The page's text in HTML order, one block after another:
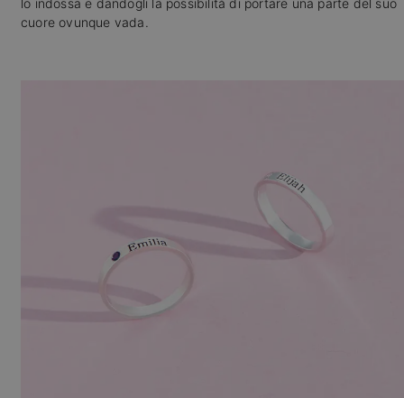
lo indossa e dandogli la possibilità di portare una parte del suo
cuore ovunque vada.